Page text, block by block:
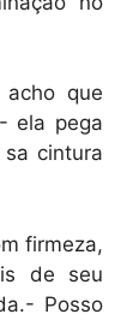
que
ela pega
cintura
firmeza,
de seu
Posso